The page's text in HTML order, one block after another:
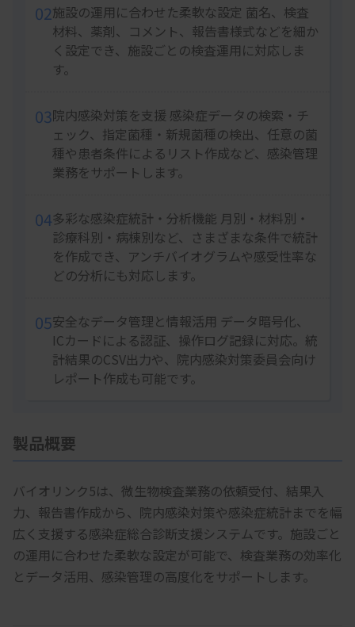
02施設の運用に合わせた柔軟な設定 菌名、検査
材料、薬剤、コメント、報告書様式などを細か
く設定でき、施設ごとの検査運用に対応しま
す。
03院内感染対策を支援 感染症データの検索・チ
ェック、指定菌種・新規菌種の検出、任意の菌
種や患者条件によるリスト作成など、感染管理
業務をサポートします。
04多彩な感染症統計・分析機能 月別・材料別・
診療科別・病棟別など、さまざまな条件で統計
を作成でき、アンチバイオグラムや感受性率な
どの分析にも対応します。
05安全なデータ管理と情報活用 データ暗号化、
ICカードによる認証、操作ログ記録に対応。統
計結果のCSV出力や、院内感染対策委員会向け
レポート作成も可能です。
製品概要
バイオリンク5は、微生物検査業務の依頼受付、結果入
力、報告書作成から、院内感染対策や感染症統計までを幅
広く支援する感染症総合診断支援システムです。施設ごと
の運用に合わせた柔軟な設定が可能で、検査業務の効率化
とデータ活用、感染管理の高度化をサポートします。